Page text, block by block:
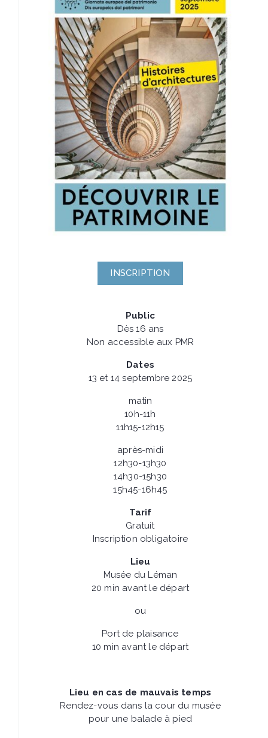
INSCRIPTION
Public
Dès 16 ans
Non accessible aux PMR
Dates
13 et 14 septembre 2025
matin
10h-11h
11h15-12h15
après-midi
12h30-13h30
14h30-15h30
15h45-16h45
Tarif
Gratuit
Inscription obligatoire
Lieu
Musée du Léman
20 min avant le départ
ou
Port de plaisance
10 min avant le départ
Lieu en cas de mauvais temps
Rendez-vous dans la cour du musée
pour une balade à pied